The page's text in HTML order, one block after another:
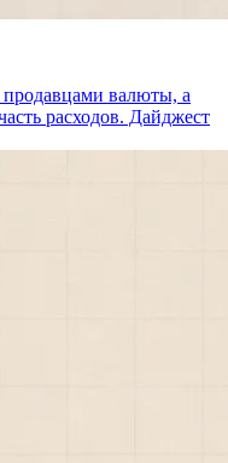
валюты, а
расходов. Дайджест